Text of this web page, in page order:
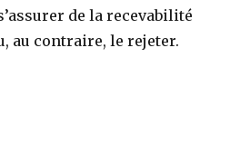
de la recevabilité
au contraire, le rejeter.